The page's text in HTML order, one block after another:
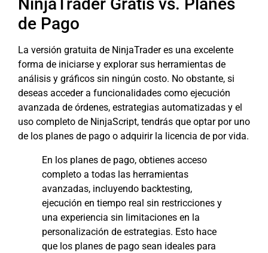
NinjaTrader Gratis vs. Planes
de Pago
La versión gratuita de NinjaTrader es una excelente
forma de iniciarse y explorar sus herramientas de
análisis y gráficos sin ningún costo. No obstante, si
deseas acceder a funcionalidades como ejecución
avanzada de órdenes, estrategias automatizadas y el
uso completo de NinjaScript, tendrás que optar por uno
de los planes de pago o adquirir la licencia de por vida.
En los planes de pago, obtienes acceso
completo a todas las herramientas
avanzadas, incluyendo backtesting,
ejecución en tiempo real sin restricciones y
una experiencia sin limitaciones en la
personalización de estrategias. Esto hace
que los planes de pago sean ideales para